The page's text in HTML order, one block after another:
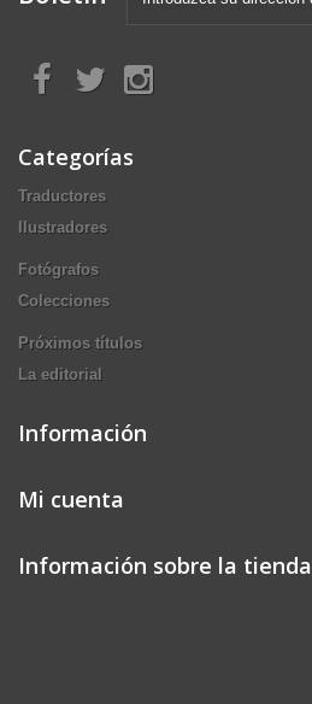
Categorías
Traductores
Ilustradores
Fotógrafos
Colecciones
Próximos títulos
La editorial
Información
Mi cuenta
Información sobre la tienda